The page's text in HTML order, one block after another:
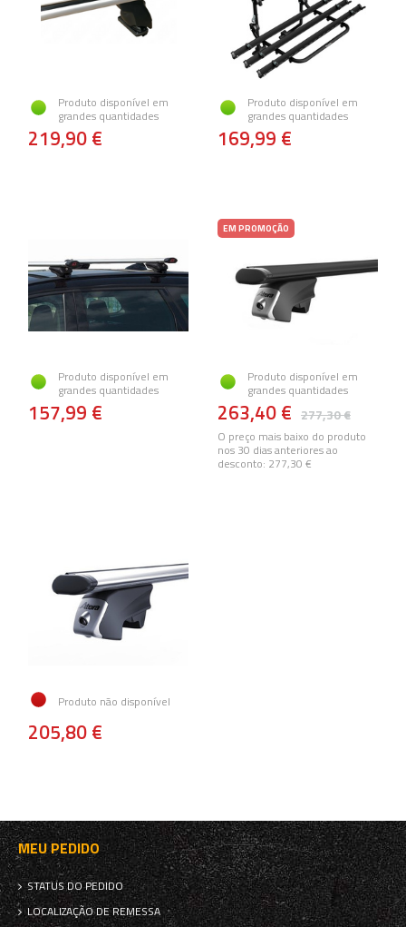
Produto disponível em
grandes quantidades
219,90 €
Produto disponível em
grandes quantidades
169,99 €
Produto disponível em
grandes quantidades
157,99 €
EM PROMOÇÃO
Produto disponível em
grandes quantidades
277,30 €
263,40 €
O preço mais baixo do produto
nos 30 dias anteriores ao
desconto: 277,30 €
Produto não disponível
205,80 €
MEU PEDIDO
STATUS DO PEDIDO
LOCALIZAÇÃO DE REMESSA